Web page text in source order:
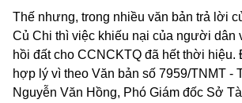
Thế nhưng, trong nhiều văn bản trả lời
Củ Chi thì việc khiếu nại của người dân
hồi đất cho CCNCKTQ đã hết thời hiệu.
hợp lý vì theo Văn bản số 7959/TNMT -
Nguyễn Văn Hồng, Phó Giám đốc Sở